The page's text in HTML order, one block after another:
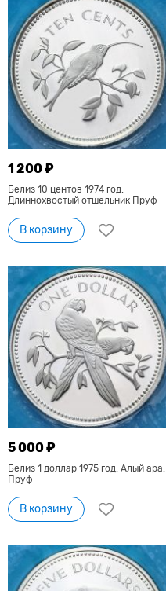
1 200 ₽
Белиз 10 центов 1974 год.
Длиннохвостый отшельник Пруф
В корзину
5 000 ₽
Белиз 1 доллар 1975 год. Алый ара.
Пруф
В корзину